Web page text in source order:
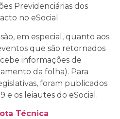
Previdenciárias dos
no eSocial .
em especial, quanto aos
que são retornados
informações de
da folha). Para
foram publicados
e os leiautes do eSocial .
Técnica